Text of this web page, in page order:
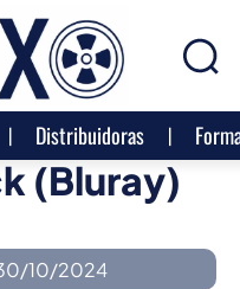
Distribuidoras
(Bluray)
10/2024